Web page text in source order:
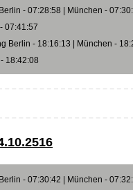
- 07:28:58 | München -
07:41:57
Berlin - 18:16:13 | München -
18:42:08
- 07:30:42 | München -